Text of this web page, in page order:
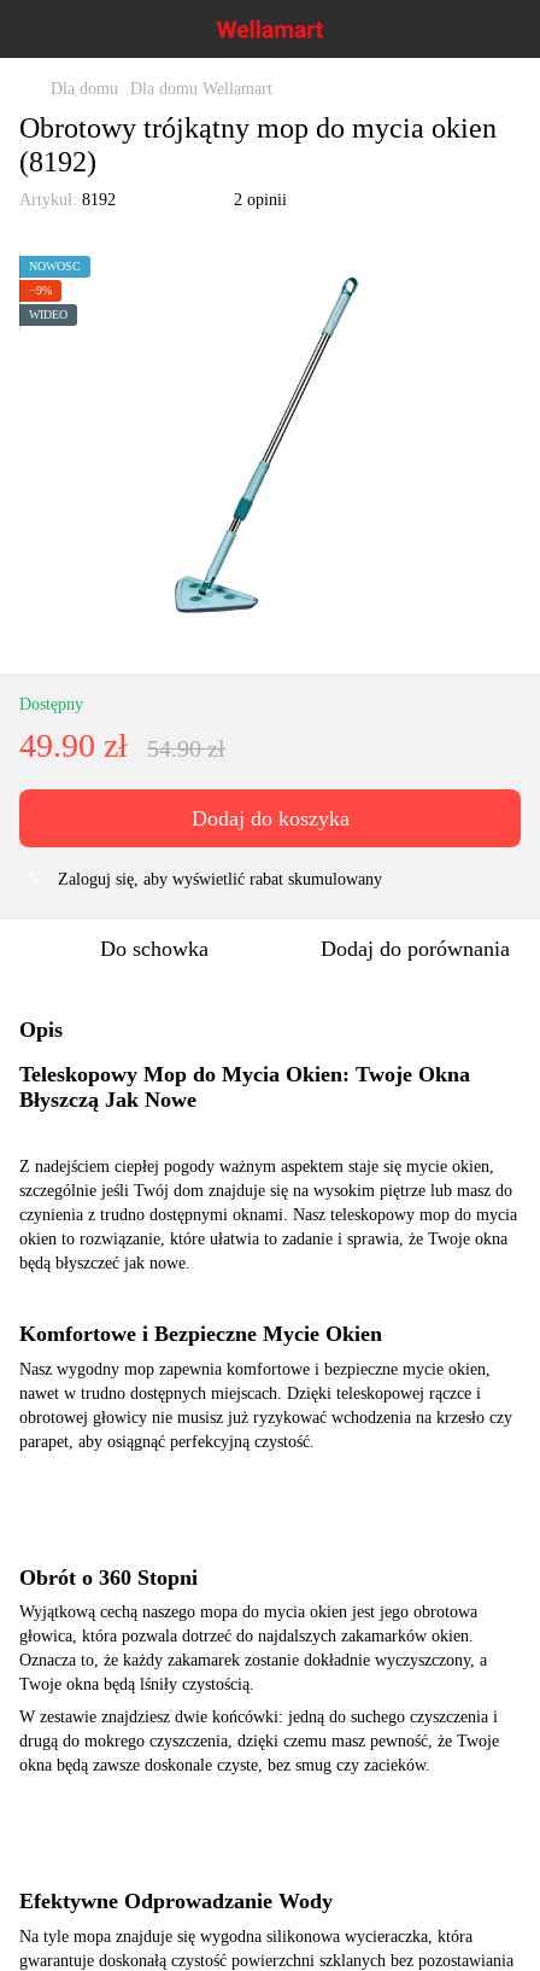
Dla domu Dla domu Wellamart
Obrotowy trójkątny mop do mycia okien
(8192)
Artykuł: 8192 2 opinii
NOWOŚĆ
−9%
WIDEO
Dostępny
49.90 zł 54.90 zł
Dodaj do koszyka
Zaloguj się , aby wyświetlić rabat skumulowany
Do schowka Dodaj do porównania
Opis
Teleskopowy Mop do Mycia Okien: Twoje Okna
Błyszczą Jak Nowe
Z nadejściem ciepłej pogody ważnym aspektem staje się mycie okien,
szczególnie jeśli Twój dom znajduje się na wysokim piętrze lub masz do
czynienia z trudno dostępnymi oknami. Nasz teleskopowy mop do mycia
okien to rozwiązanie, które ułatwia to zadanie i sprawia, że Twoje okna
będą błyszczeć jak nowe.
Komfortowe i Bezpieczne Mycie Okien
Nasz wygodny mop zapewnia komfortowe i bezpieczne mycie okien,
nawet w trudno dostępnych miejscach. Dzięki teleskopowej rączce i
obrotowej głowicy nie musisz już ryzykować wchodzenia na krzesło czy
parapet, aby osiągnąć perfekcyjną czystość.
Obrót o 360 Stopni
Wyjątkową cechą naszego mopa do mycia okien jest jego obrotowa
głowica, która pozwala dotrzeć do najdalszych zakamarków okien.
Oznacza to, że każdy zakamarek zostanie dokładnie wyczyszczony, a
Twoje okna będą lśniły czystością.
W zestawie znajdziesz dwie końcówki: jedną do suchego czyszczenia i
drugą do mokrego czyszczenia, dzięki czemu masz pewność, że Twoje
okna będą zawsze doskonale czyste, bez smug czy zacieków.
Efektywne Odprowadzanie Wody
Na tyle mopa znajduje się wygodna silikonowa wycieraczka, która
gwarantuje doskonałą czystość powierzchni szklanych bez pozostawiania